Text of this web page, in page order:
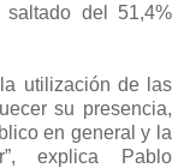
del 51,4%
utilización de las
su presencia,
en general y la
explica Pablo